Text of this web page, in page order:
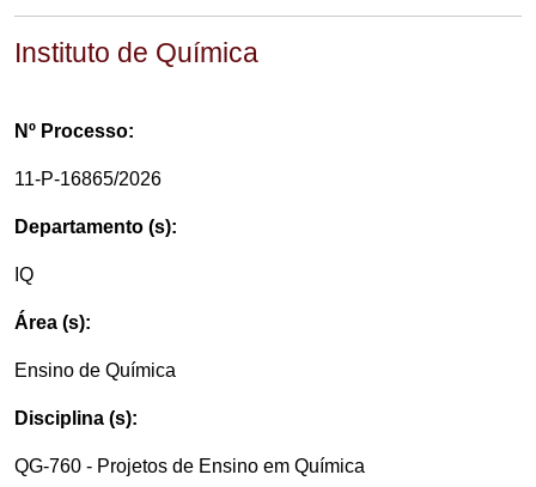
Instituto de Química
Nº Processo:
11-P-16865/2026
Departamento (s):
IQ
Área (s):
Ensino de Química
Disciplina (s):
QG-760 - Projetos de Ensino em Química